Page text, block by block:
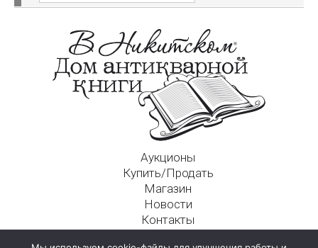
Аукционы
Купить/Продать
Магазин
Новости
Контакты